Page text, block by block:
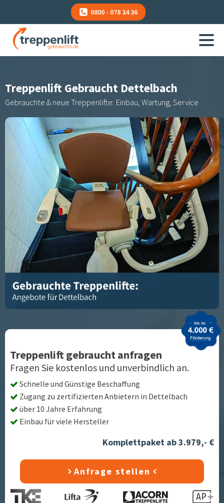
0800 - 078 34 36
Treppenlift Gebraucht Dettelbach
Gebrauchte & neue Treppenlifte: Einbau, Wartung, Service
Treppenlift gebraucht anfragen
Fragen Sie kostenlos und unverbindlich an.
Schnelle und Günstige Beschaffung
Zugang zu zertifizierten Anbietern in Dettelbach
über 10 Jahre Erfahrung
Einbau für viele Hersteller
Komplettpaket ab 3.979,- €
Anfrage stellen